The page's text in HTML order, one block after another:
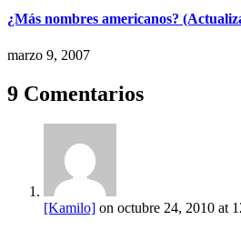
¿Más nombres americanos?
marzo 9, 2007
9 Comentarios
[Kamilo] on octubre 24, 2010 at